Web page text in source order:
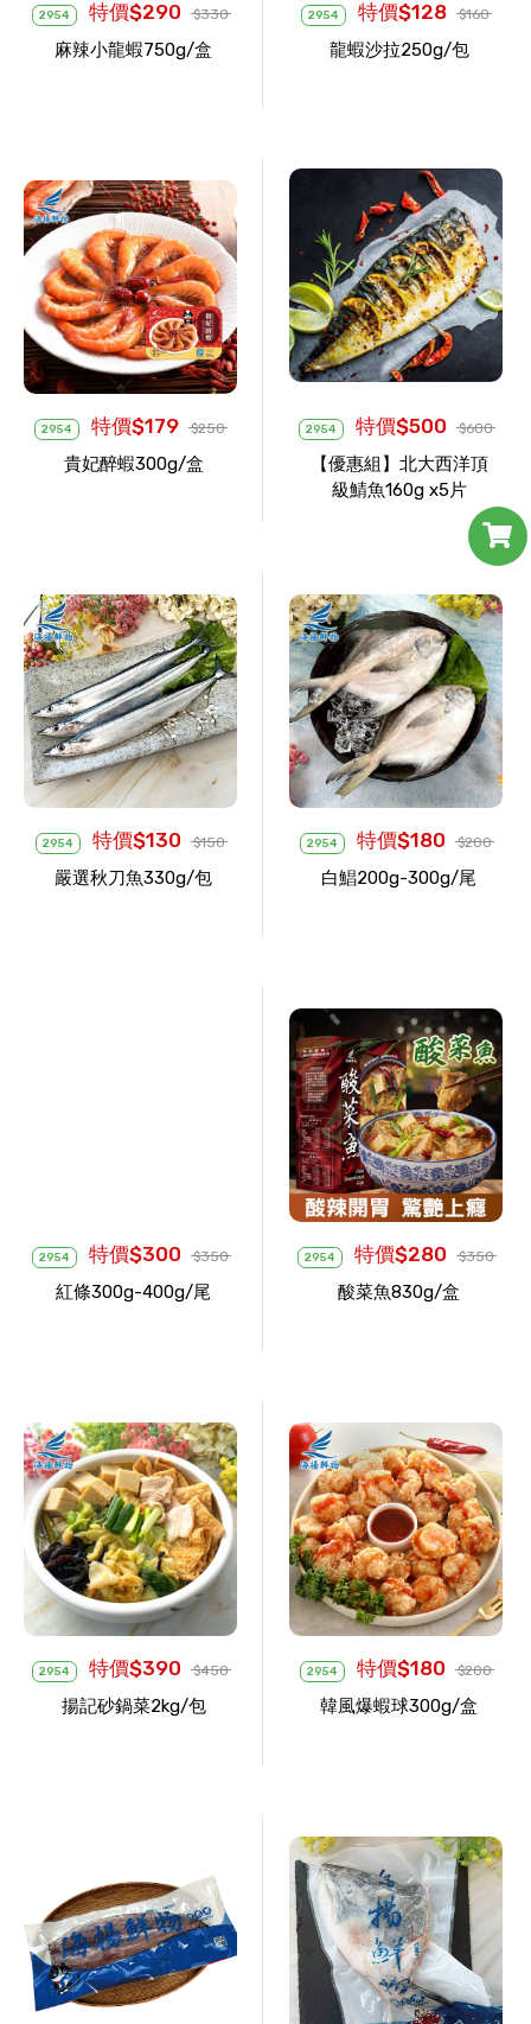
2954 特價$290 $330
麻辣小龍蝦750g/盒
2954 特價$128 $160
龍蝦沙拉250g/包
2954 特價$179 $250
貴妃醉蝦300g/盒
2954 特價$500 $600
【優惠組】北大西洋頂
級鯖魚160g x5片
2954 特價$130 $150
嚴選秋刀魚330g/包
2954 特價$180 $200
白鯧200g-300g/尾
2954 特價$300 $350
紅條300g-400g/尾
2954 特價$280 $350
酸菜魚830g/盒
2954 特價$390 $450
揚記砂鍋菜2kg/包
2954 特價$180 $200
韓風爆蝦球300g/盒